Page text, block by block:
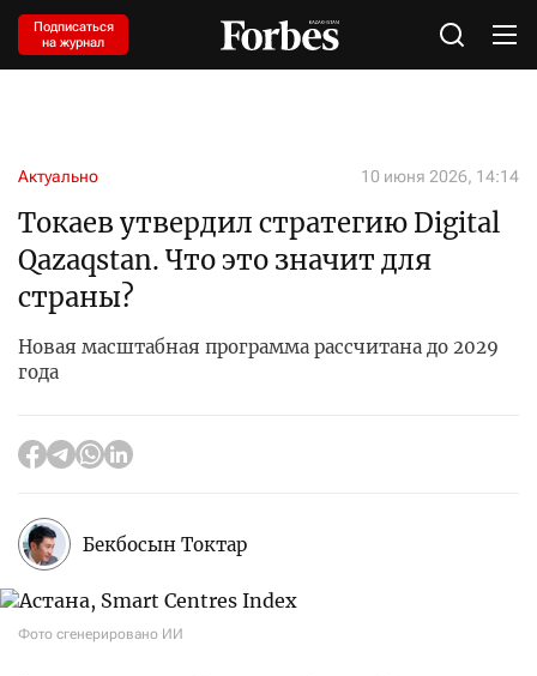
Подписаться
на журнал
Актуально 10 июня 2026, 14:14
Токаев утвердил стратегию Digital
Qazaqstan. Что это значит для
страны?
Новая масштабная программа рассчитана до 2029
года
Бекбосын Токтар
Фото сгенерировано ИИ